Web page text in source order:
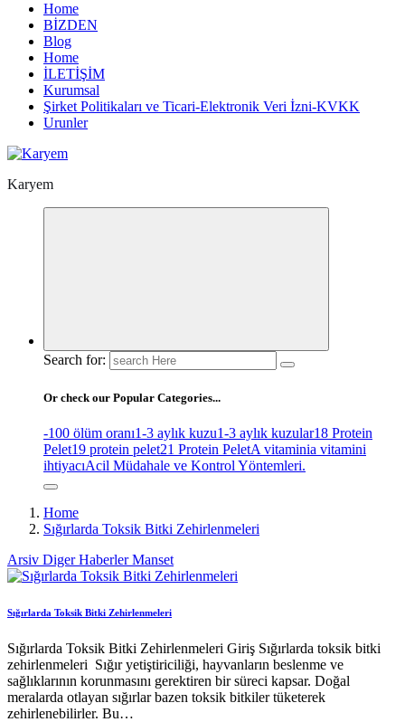
Home
BİZDEN
Blog
Home
İLETİŞİM
Kurumsal
Şirket Politikaları ve Ticari-Elektronik Veri İzni-KVKK
Urunler
Karyem
Search for:
Or check our Popular Categories...
-100 ölüm oranı1-3 aylık kuzu1-3 aylık kuzular18 Protein
Pelet19 protein pelet21 Protein PeletA vitaminia vitamini
ihtiyacıAcil Müdahale ve Kontrol Yöntemleri.
Home
Sığırlarda Toksik Bitki Zehirlenmeleri
Arsiv DigerHaberlerManset
Sığırlarda Toksik Bitki Zehirlenmeleri
Sığırlarda Toksik Bitki Zehirlenmeleri Giriş Sığırlarda toksik bitki
zehirlenmeleri Sığır yetiştiriciliği, hayvanların beslenme ve
sağlıklarının korunmasını gerektiren bir süreci kapsar. Doğal
meralarda otlayan sığırlar bazen toksik bitkiler tüketerek
zehirlenebilirler. Bu…